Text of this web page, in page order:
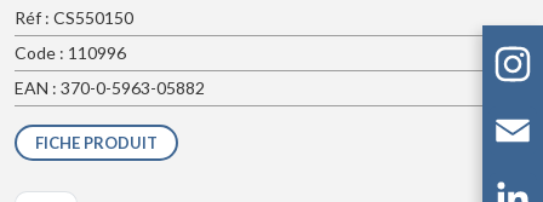
Réf : CS550150
Code : 110996
EAN : 370-0-5963-05882
FICHE PRODUIT